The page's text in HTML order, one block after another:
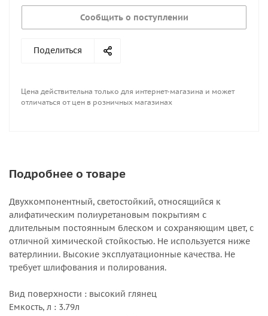
Емкость, л : 3.79л
Конвертер / Отвердитель : OG3010
Разбавитель : OT0001,OT0002,OT0003,OT0005
Соотношение смешивания : 1:1 по объему (согласно
Сообщить о поступлении
Поделиться
Цена действительна только для интернет-магазина и может
отличаться от цен в розничных магазинах
Подробнее о товаре
Двухкомпонентный, светостойкий, относящийся к
алифатическим полиуретановым покрытиям с
длительным постоянным блеском и сохраняющим цвет, с
отличной химической стойкостью. Не используется ниже
ватерлинии. Высокие эксплуатационные качества. Не
требует шлифования и полирования.
Вид поверхности : высокий глянец
Емкость, л : 3.79л